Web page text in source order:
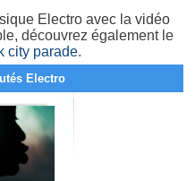
Electro avec la vidéo
découvrez également le
city parade.
Electro